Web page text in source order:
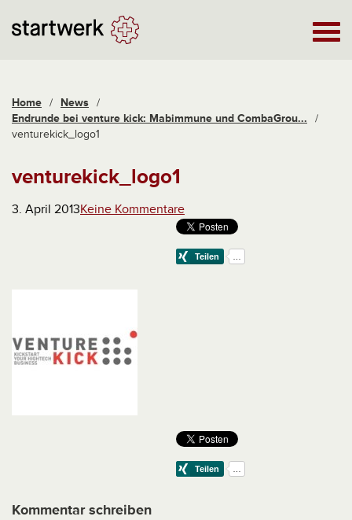
Home / News /
Endrunde bei venture kick: Mabimmune und CombaGrou...
/
venturekick_logo1
venturekick_logo1
3. April 2013Keine Kommentare
Kommentar schreiben